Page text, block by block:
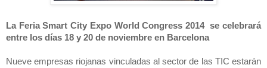
La Feria Smart City Expo World Congress 2014 se celebrará
entre los días 18 y 20 de noviembre en Barcelona
Nueve empresas riojanas vinculadas al sector de las TIC estarán